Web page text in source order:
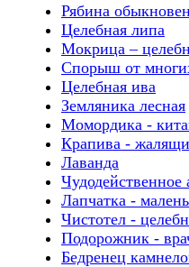
Рябина
Целебная липа
Мокрица –
Спорыш от
Целебная ива
Земляника лесная
Момордика -
Крапива -
Лаванда
Чудодейственное
Лапчатка -
Чистотел -
Подорожник -
Бедренец